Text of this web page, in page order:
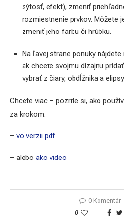
sýtosť, efekt), zmeniť
rozmiestnenie prvkov. Môžete
zmeniť jeho farbu či hrúbku.
Na ľavej strane ponuky
ak chcete svojmu dizajnu
vybrať z čiary, obdĺžnika a elipsy.
Chcete viac – pozrite si, ako
za krokom:
– vo verzii pdf
– alebo ako video
0 Komentár
0